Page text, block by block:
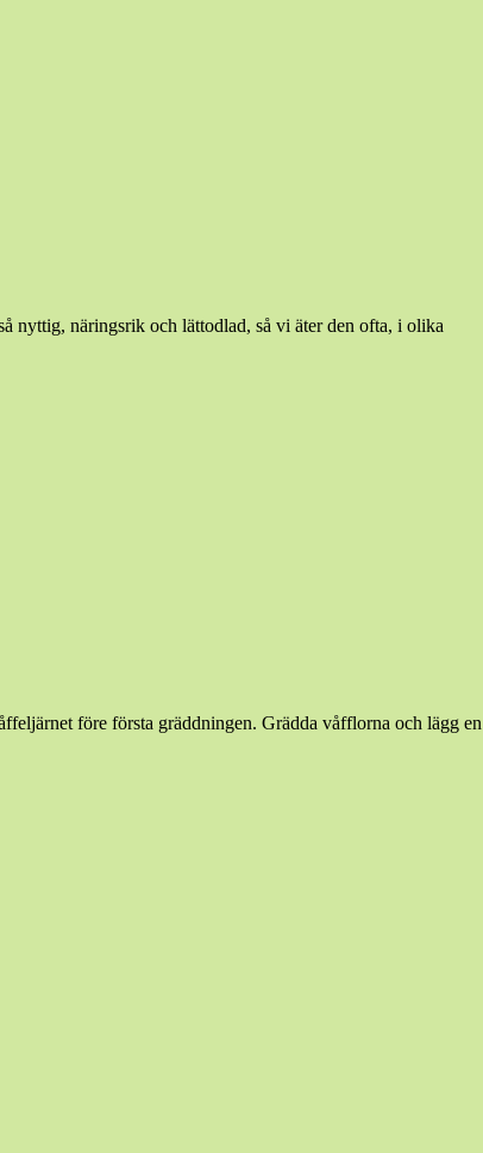
nyttig, näringsrik och lättodlad, så vi äter den ofta, i olika
före första gräddningen. Grädda våfflorna och lägg en